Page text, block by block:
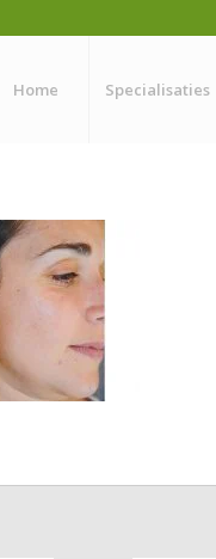
Home Specialisaties